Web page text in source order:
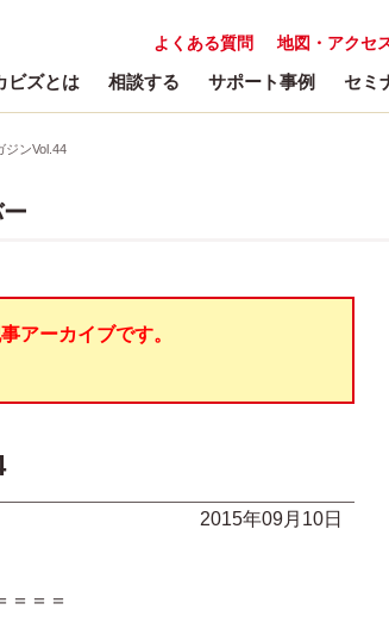
地図・アクセ
よくある質問
ビズとは 相談する サポート事例 セミ
ジンVol.44
アーカイブです。
2015年09月10日
＝＝＝